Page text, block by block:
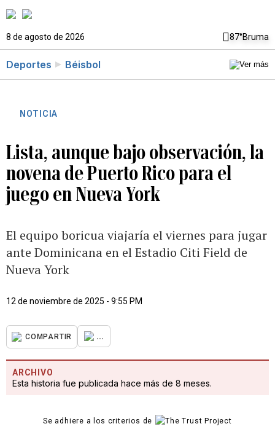
8 de agosto de 2026 87°Bruma
Deportes Béisbol
NOTICIA
Lista, aunque bajo observación, la
novena de Puerto Rico para el
juego en Nueva York
El equipo boricua viajaría el viernes para jugar
ante Dominicana en el Estadio Citi Field de
Nueva York
12 de noviembre de 2025 - 9:55 PM
COMPARTIR ...
ARCHIVO
Esta historia fue publicada hace más de 8 meses.
Se adhiere a los criterios de